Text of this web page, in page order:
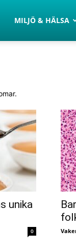
MILJÖ & HÄLSA
unika
0